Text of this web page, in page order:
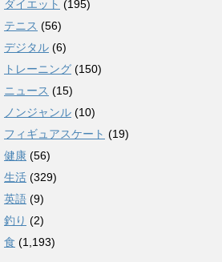
ダイエット (195)
テニス (56)
デジタル (6)
トレーニング (150)
ニュース (15)
ノンジャンル (10)
フィギュアスケート (19)
健康 (56)
生活 (329)
英語 (9)
釣り (2)
食 (1,193)